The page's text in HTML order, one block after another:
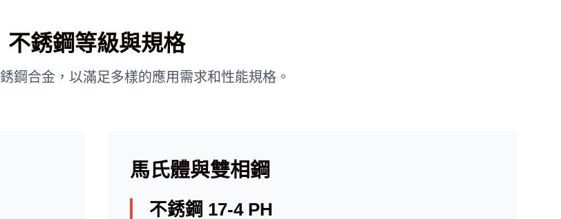
不銹鋼等級與規格
鋼合金，以滿足多樣的應用需求和性能規格。
馬氏體與雙相鋼
不銹鋼 17-4 PH